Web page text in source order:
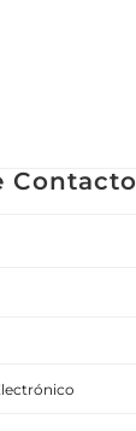
Contacto